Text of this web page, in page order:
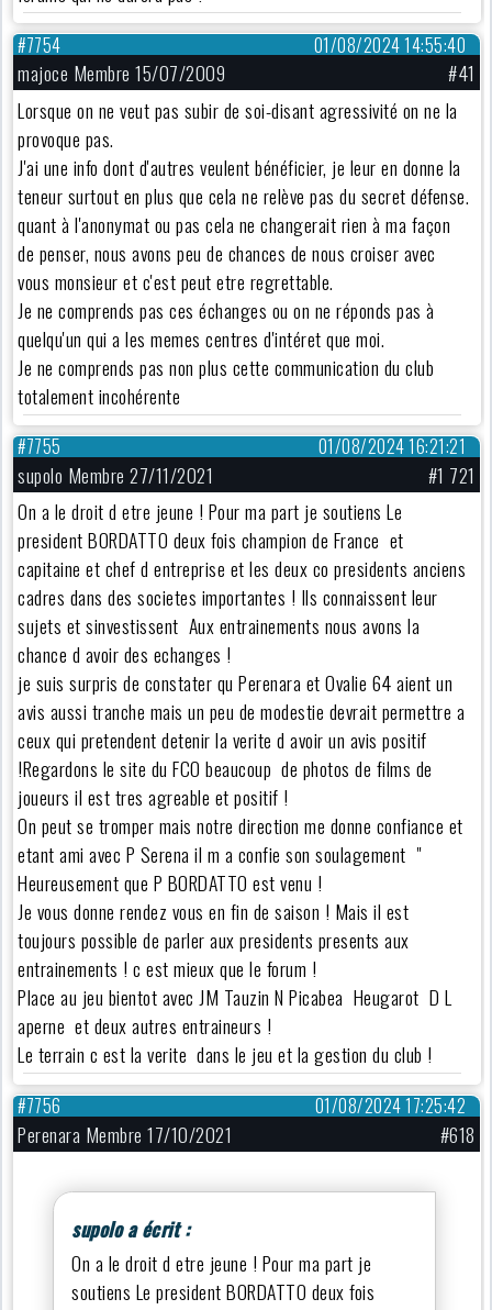
01/08/2024 14:55:40
#7754
majoce Membre 15/07/2009
#41
Lorsque on ne veut pas subir de soi-disant agressivité on ne la
provoque pas.
J'ai une info dont d'autres veulent bénéficier, je leur en donne la
teneur surtout en plus que cela ne relève pas du secret défense.
quant à l'anonymat ou pas cela ne changerait rien à ma façon
de penser, nous avons peu de chances de nous croiser avec
vous monsieur et c'est peut etre regrettable.
Je ne comprends pas ces échanges ou on ne réponds pas à
quelqu'un qui a les memes centres d'intéret que moi.
Je ne comprends pas non plus cette communication du club
totalement incohérente
01/08/2024 16:21:21
#7755
supolo Membre 27/11/2021
#1 721
On a le droit d etre jeune ! Pour ma part je soutiens Le
president BORDATTO deux fois champion de France et
capitaine et chef d entreprise et les deux co presidents anciens
cadres dans des societes importantes ! Ils connaissent leur
sujets et sinvestissent Aux entrainements nous avons la
chance d avoir des echanges !
je suis surpris de constater qu Perenara et Ovalie 64 aient un
avis aussi tranche mais un peu de modestie devrait permettre a
ceux qui pretendent detenir la verite d avoir un avis positif
!Regardons le site du FCO beaucoup de photos de films de
joueurs il est tres agreable et positif !
On peut se tromper mais notre direction me donne confiance et
etant ami avec P Serena il m a confie son soulagement "
Heureusement que P BORDATTO est venu !
Je vous donne rendez vous en fin de saison ! Mais il est
toujours possible de parler aux presidents presents aux
entrainements ! c est mieux que le forum !
Place au jeu bientot avec JM Tauzin N Picabea Heugarot D L
aperne et deux autres entraineurs !
Le terrain c est la verite dans le jeu et la gestion du club !
01/08/2024 17:25:42
#7756
Perenara Membre 17/10/2021 #618
supolo a écrit :
On a le droit d etre jeune ! Pour ma part je
soutiens Le president BORDATTO deux fois